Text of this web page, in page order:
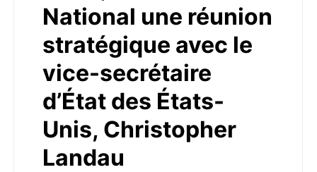
National une réunion
stratégique avec le
vice-secrétaire
d’État des États-
Unis, Christopher
Landau